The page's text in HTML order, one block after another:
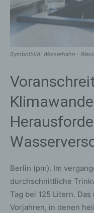
Symbolbild: Wasserhahn -
Berlin (pm). Im
durchschnittliche
Tag bei 125 Litern.
Vorjahren, in denen